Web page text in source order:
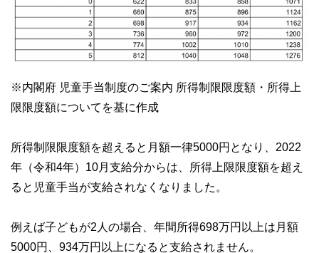
※内閣府 児童手当制度のご案内 所得制限限度額・所得上
限限度額についてを基に作成
所得制限限度額を超えると月額一律5000円となり、2022
年（令和4年）10月支給分からは、所得上限限度額を超え
ると児童手当が支給されなくなりました。
例えば子どもが2人の場合、年間所得698万円以上は月額
5000円、934万円以上になると支給されません。